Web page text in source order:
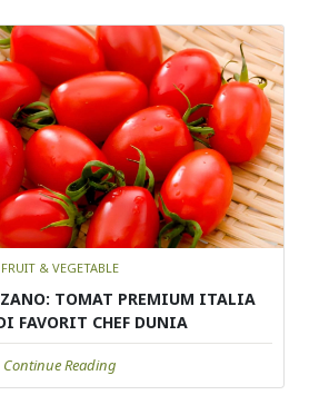
FRUIT & VEGETABLE
TOMAT PREMIUM ITALIA
FAVORIT CHEF DUNIA
Continue Reading